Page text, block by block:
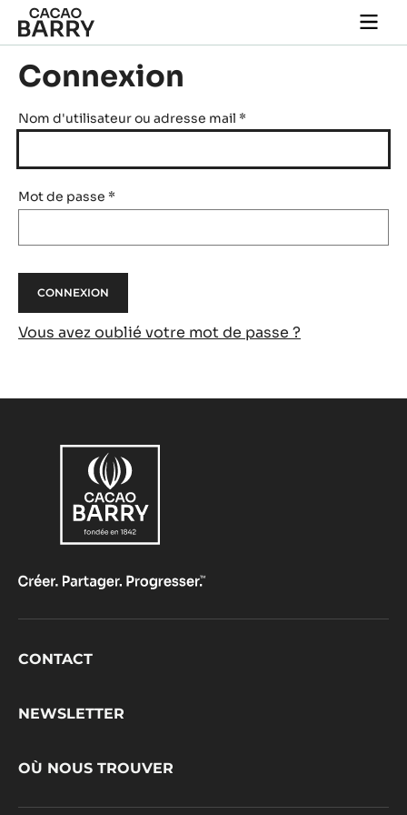
Skip to main content
main
Connexion
Nom d'utilisateur ou adresse mail *
Mot de passe *
Vous avez oublié votre mot de passe ?
Footer
CONTACT
NEWSLETTER
OÙ NOUS TROUVER